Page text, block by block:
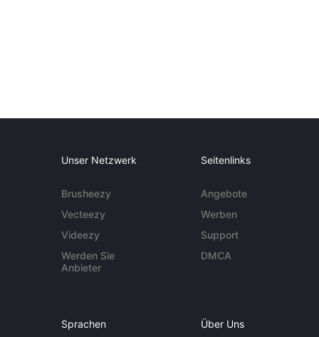
Unser Netzwerk
Brusheezy
Vecteezy
Videezy
Werden Sie
Anbieter
Seitenlinks
Angebote
Werben
Support
DMCA
Sprachen Über Uns